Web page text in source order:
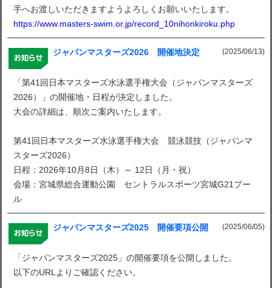
手へお渡しいただきますようよろしくお願いいたします。
https://www.masters-swim.or.jp/record_10nihonkiroku.php
(2025/06/13)
ジャパンマスターズ2026 開催地決定
「第41回日本マスターズ水泳選手権大会（ジャパンマスターズ
2026）」の開催地・日程が決定しました。
大会の詳細は、順次ご案内いたします。
第41回日本マスターズ水泳選手権大会 競泳競技（ジャパンマ
スターズ2026）
日程：2026年10月8日（木）～ 12日（月・祝）
会場：宮城県総合運動公園 セントラルスポーツ宮城G21プー
ル
(2025/06/05)
ジャパンマスターズ2025 開催要項公開
「ジャパンマスターズ2025」の開催要項を公開しました。
以下のURLよりご確認ください。